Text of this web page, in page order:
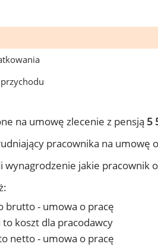
na umowę zlecenie z pensją 5
pracownika na umowę
wynagrodzenie jakie pracownik
brutto - umowa o pracę
koszt dla pracodawcy
netto - umowa o pracę